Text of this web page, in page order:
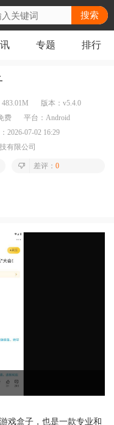
搜索
专题 排行
483.01M 版本： v5.4.0
费 平台： Android
2026-07-02 16:29
有限公司
差评： 0
戏盒子，也是一款专业和